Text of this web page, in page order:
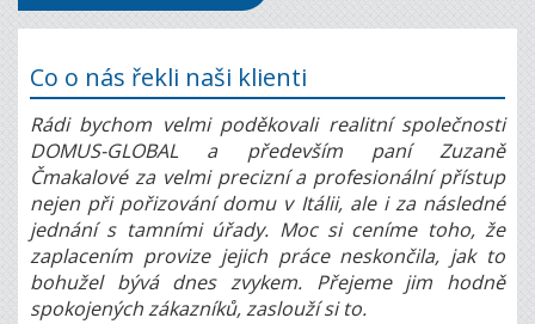
Co o nás řekli naši klienti
Rádi bychom velmi poděkovali realitní společnosti
DOMUS-GLOBAL a především paní Zuzaně
Čmakalové za velmi precizní a profesionální přístup
nejen při pořizování domu v Itálii, ale i za následné
jednání s tamními úřady. Moc si ceníme toho, že
zaplacením provize jejich práce neskončila, jak to
bohužel bývá dnes zvykem. Přejeme jim hodně
spokojených zákazníků, zaslouží si to.